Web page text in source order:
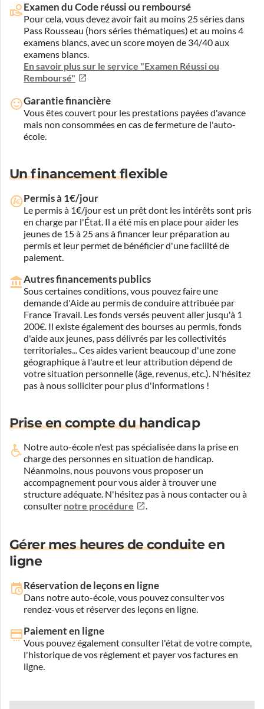
Examen du Code réussi ou remboursé
Pour cela, vous devez avoir fait au moins 25 séries dans
Pass Rousseau (hors séries thématiques) et au moins 4
examens blancs, avec un score moyen de 34/40 aux
examens blancs.
En savoir plus sur le service "Examen Réussi ou
Remboursé"
Garantie financière
Vous êtes couvert pour les prestations payées d'avance
mais non consommées en cas de fermeture de l'auto-
école.
Un financement flexible
Permis à 1€/jour
Le permis à 1€/jour est un prêt dont les intérêts sont pris
en charge par l'État. Il a été mis en place pour aider les
jeunes de 15 à 25 ans à financer leur préparation au
permis et leur permet de bénéficier d'une facilité de
paiement.
Autres financements publics
Sous certaines conditions, vous pouvez faire une
demande d'Aide au permis de conduire attribuée par
France Travail. Les fonds versés peuvent aller jusqu'à 1
200€. Il existe également des bourses au permis, fonds
d'aide aux jeunes, pass délivrés par les collectivités
territoriales... Ces aides varient beaucoup d'une zone
géographique à l'autre et leur attribution dépend de
votre situation personnelle (âge, revenus, etc.). N'hésitez
pas à nous solliciter pour plus d'informations !
Prise en compte du handicap
Notre auto-école n'est pas spécialisée dans la prise en
charge des personnes en situation de handicap.
Néanmoins, nous pouvons vous proposer un
accompagnement pour vous aider à trouver une
structure adéquate. N'hésitez pas à nous contacter ou à
consulter notre procédure .
Gérer mes heures de conduite en
ligne
Réservation de leçons en ligne
Dans notre auto-école, vous pouvez consulter vos
rendez-vous et réserver des leçons en ligne.
Paiement en ligne
Vous pouvez également consulter l'état de votre compte,
l'historique de vos règlement et payer vos factures en
ligne.